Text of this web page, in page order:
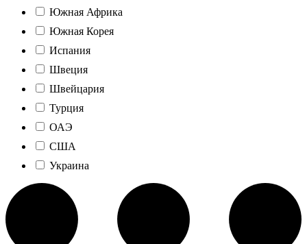
Южная Африка
Южная Корея
Испания
Швеция
Швейцария
Турция
ОАЭ
США
Украина